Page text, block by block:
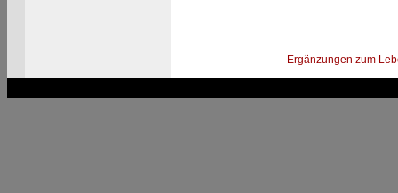
Ergänzungen zum